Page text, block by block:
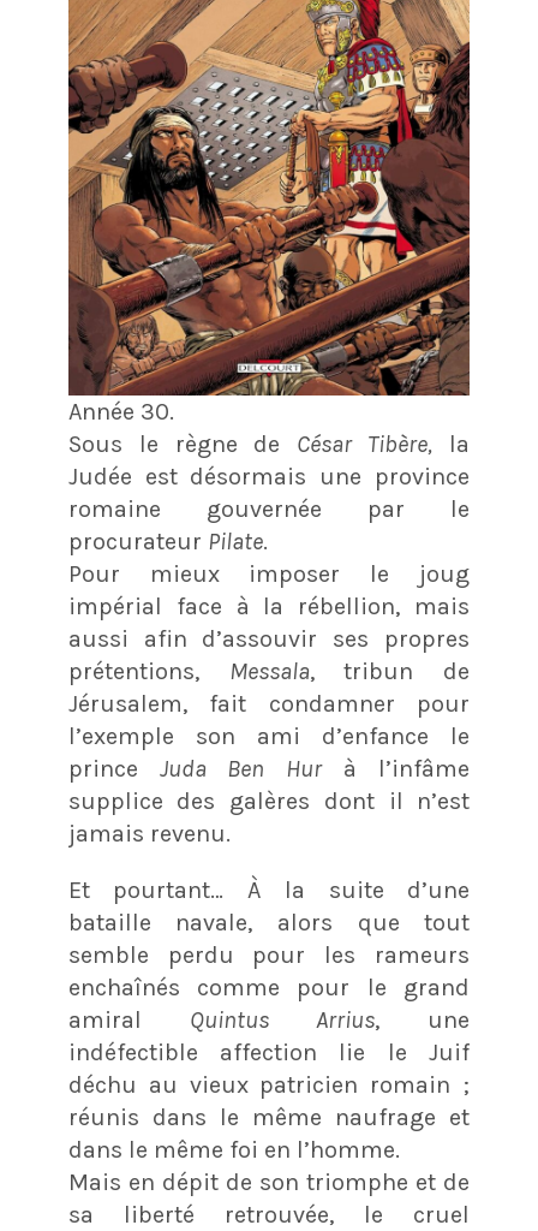
Année 30.
Sous le règne de César Tibère, la
Judée est désormais une province
romaine gouvernée par le
procurateur Pilate.
Pour mieux imposer le joug
impérial face à la rébellion, mais
aussi afin d’assouvir ses propres
prétentions, Messala, tribun de
Jérusalem, fait condamner pour
l’exemple son ami d’enfance le
princeJuda Ben Hurà l’infâme
supplice des galères dont il n’est
jamais revenu.
Et pourtant… À la suite d’une
bataille navale, alors que tout
semble perdu pour les rameurs
enchaînés comme pour le grand
amiral Quintus Arrius, une
indéfectible affection lie le Juif
déchu au vieux patricien romain ;
réunis dans le même naufrage et
dans le même foi en l’homme.
Mais en dépit de son triomphe et de
sa liberté retrouvée, le cruel